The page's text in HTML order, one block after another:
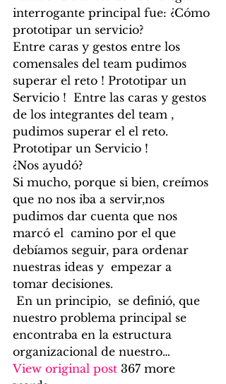
interrogante principal fue: ¿Cómo
prototipar un servicio?
Entre caras y gestos entre los
comensales del team pudimos
superar el reto ! Prototipar un
Servicio !  Entre las caras y gestos
de los integrantes del team ,
pudimos superar el el reto.
Prototipar un Servicio !
¿Nos ayudó?
Si mucho, porque si bien, creímos
que no nos iba a servir,nos
pudimos dar cuenta que nos
marcó el  camino por el que
debíamos seguir, para ordenar
nuestras ideas y  empezar a
tomar decisiones.
nuestro problema principal se
encontraba en la estructura
organizacional de nuestro…
View original post 367 more